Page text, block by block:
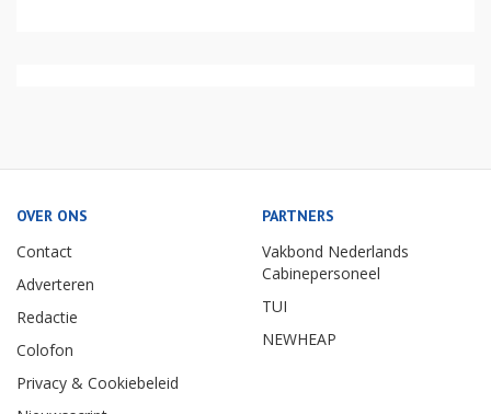
OVER ONS
Contact
Adverteren
Redactie
Colofon
Privacy & Cookiebeleid
PARTNERS
Vakbond Nederlands
Cabinepersoneel
TUI
NEWHEAP